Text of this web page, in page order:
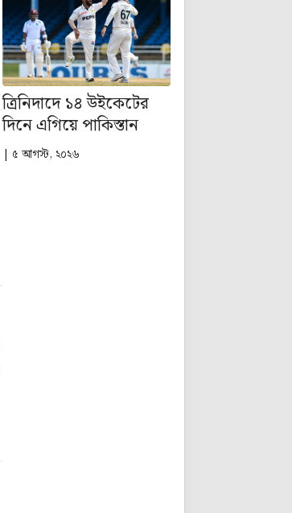
ত্রিনিদাদে ১৪ উইকেটের
দিনে এগিয়ে পাকিস্তান
| ৫ আগস্ট, ২০২৬